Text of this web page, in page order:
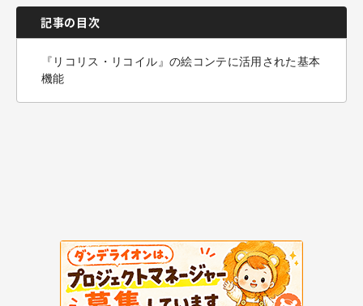
記事の目次
『リコリス・リコイル』の絵コンテに活用された基本
機能